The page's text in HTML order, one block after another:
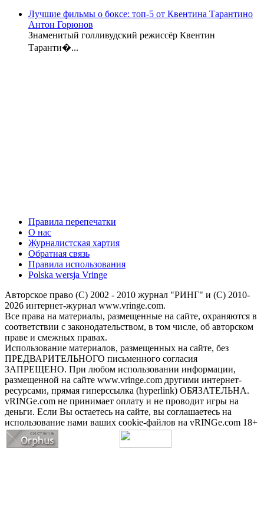
Лучшие фильмы о боксе: топ-5 от Квентина Тарантино
Антон Горюнов
Знаменитый голливудский режиссёр Квентин
Таранти�...
Правила перепечатки
О нас
Журналистская хартия
Обратная связь
Правила использования
Polska wersja Vringe
Авторское право (С) 2002 - 2010 журнал "РИНГ" и (С) 2010-
2026 интернет-журнал www.vringe.com.
Все права на материалы, размещенные на сайте, охраняются в
соответствии с законодательством, в том числе, об авторском
праве и смежных правах.
Использование материалов, размещенных на сайте, без
ПРЕДВАРИТЕЛЬНОГО письменного согласия
ЗАПРЕЩЕНО. При любом использовании информации,
размещенной на сайте www.vringe.com другими интернет-
ресурсами, прямая гиперссылка (hyperlink) ОБЯЗАТЕЛЬНА.
vRINGe.com не принимает оплату и не проводит игры на
деньги. Если Вы остаетесь на сайте, вы соглашаетесь на
использование нами ваших cookie-файлов на vRINGe.com 18+